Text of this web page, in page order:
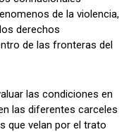
de la violencia,
derechos
de las fronteras del
las condiciones en
las diferentes carceles
que velan por el trato